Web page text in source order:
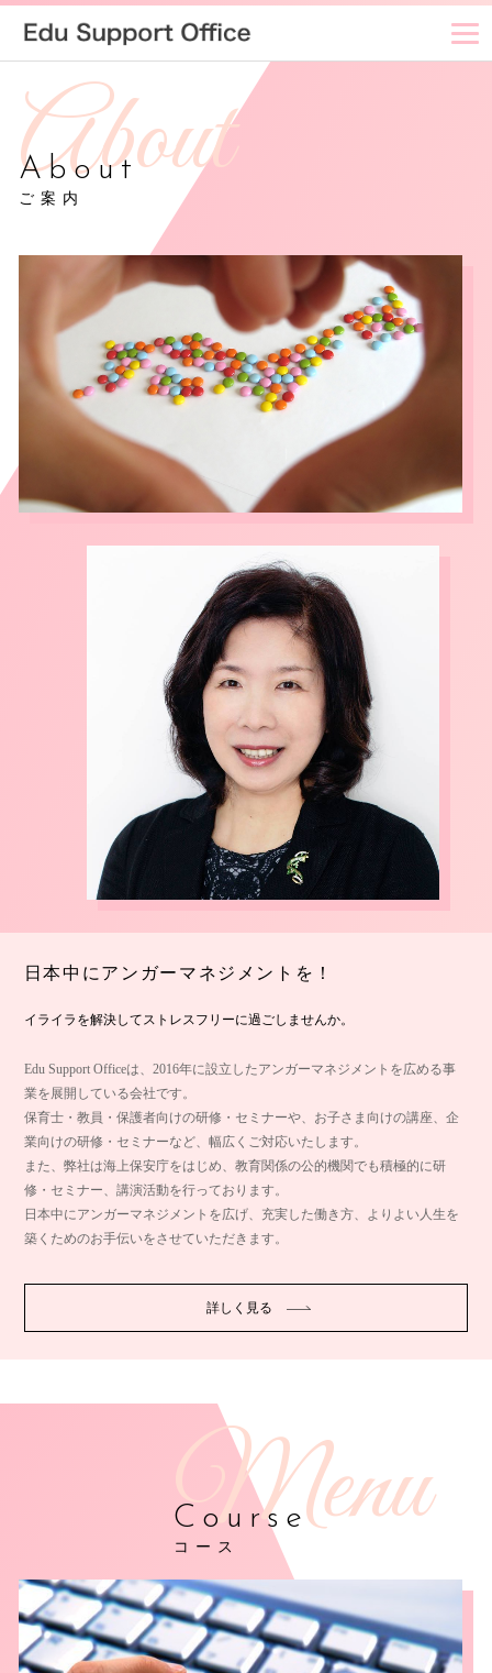
About
ご案内
日本中にアンガーマネジメントを！
イライラを解決してストレスフリーに過ごしませんか。
Edu Support Officeは、2016年に設立したアンガーマネジメントを広める事
業を展開している会社です。
保育士・教員・保護者向けの研修・セミナーや、お子さま向けの講座、企
業向けの研修・セミナーなど、幅広くご対応いたします。
また、弊社は海上保安庁をはじめ、教育関係の公的機関でも積極的に研
修・セミナー、講演活動を行っております。
日本中にアンガーマネジメントを広げ、充実した働き方、よりよい人生を
築くためのお手伝いをさせていただきます。
詳しく見る
Course
コース